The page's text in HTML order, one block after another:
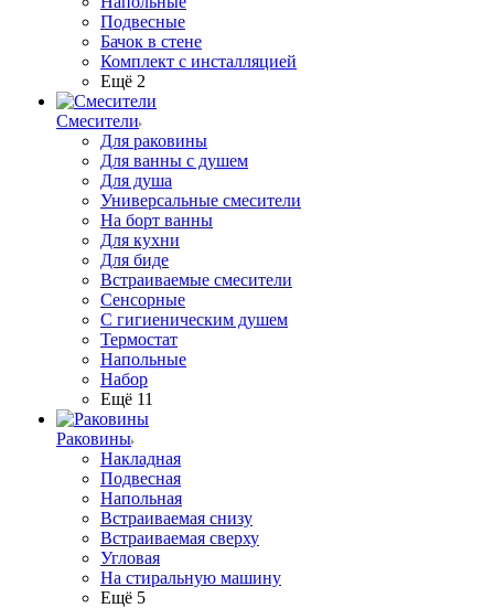
Подвесные
Бачок в стене
Комплект с инсталляцией
Ещё 2
Смесители
Для раковины
Для ванны с душем
Для душа
Универсальные смесители
На борт ванны
Для кухни
Для биде
Встраиваемые смесители
Сенсорные
С гигиеническим душем
Термостат
Напольные
Набор
Ещё 11
Раковины
Накладная
Подвесная
Напольная
Встраиваемая снизу
Встраиваемая сверху
Угловая
На стиральную машину
Ещё 5